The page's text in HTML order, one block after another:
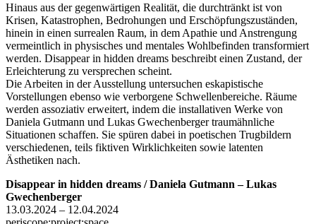
Hinaus aus der gegenwärtigen Realität, die durchtränkt ist von
Krisen, Katastrophen, Bedrohungen und Erschöpfungszuständen,
hinein in einen surrealen Raum, in dem Apathie und Anstrengung
vermeintlich in physisches und mentales Wohlbefinden transformiert
werden. Disappear in hidden dreams beschreibt einen Zustand, der
Erleichterung zu versprechen scheint.
Die Arbeiten in der Ausstellung untersuchen eskapistische
Vorstellungen ebenso wie verborgene Schwellenbereiche. Räume
werden assoziativ erweitert, indem die installativen Werke von
Daniela Gutmann und Lukas Gwechenberger traumähnliche
Situationen schaffen. Sie spüren dabei in poetischen Trugbildern
verschiedenen, teils fiktiven Wirklichkeiten sowie latenten
Ästhetiken nach.
Disappear in hidden dreams / Daniela Gutmann – Lukas
Gwechenberger
13.03.2024 – 12.04.2024